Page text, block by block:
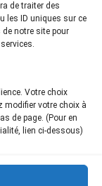
de traiter des
les ID uniques sur ce
de notre site pour
Votre choix
modifier votre choix à
de page. (Pour en
lien ci-dessous)